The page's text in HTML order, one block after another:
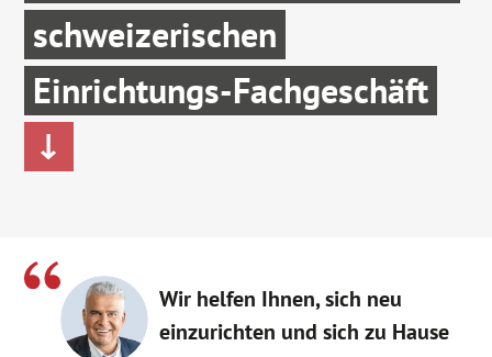
schweizerischen
Einrichtungs-Fachgeschäft
schweizerischen
Einrichtungs-Fachgeschäft
schweizerischen
Einrichtungs-Fachgeschäft
schweizerischen
Einrichtungs-Fachgeschäft
schweizerischen
Einrichtungs-Fachgeschäft
Wir helfen Ihnen, sich neu
einzurichten und sich zu Hause